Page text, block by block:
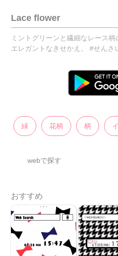
Lace flower
ミントグリーンと繊細なレース
エレガントなきせかえ。 #せんさ
緑 花柄 柄
webで探す
おすすめ